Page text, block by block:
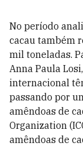
No período
cacau também
mil toneladas.
Anna Paula
internacional
passando por
amêndoas de
Organization
amêndoas de